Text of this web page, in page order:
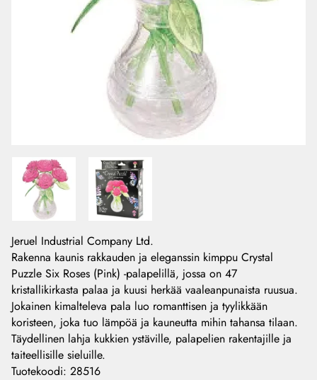
Jeruel Industrial Company Ltd.
Rakenna kaunis rakkauden ja eleganssin kimppu Crystal
Puzzle Six Roses (Pink) -palapelillä, jossa on 47
kristallikirkasta palaa ja kuusi herkää vaaleanpunaista ruusua.
Jokainen kimalteleva pala luo romanttisen ja tyylikkään
koristeen, joka tuo lämpöä ja kauneutta mihin tahansa tilaan.
Täydellinen lahja kukkien ystäville, palapelien rakentajille ja
taiteellisille sieluille.
Tuotekoodi: 28516